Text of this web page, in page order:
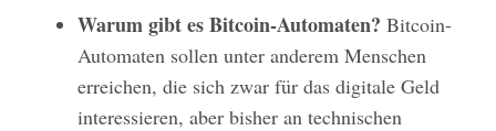
Warum gibt es Bitcoin-Automaten? Bitcoin-
Automaten sollen unter anderem Menschen
erreichen, die sich zwar für das digitale Geld
interessieren, aber bisher an technischen